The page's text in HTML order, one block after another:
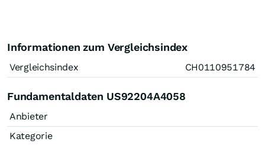
Informationen zum Vergleichsindex
Vergleichsindex CH0110951784
Fundamentaldaten US92204A4058
Anbieter
Kategorie